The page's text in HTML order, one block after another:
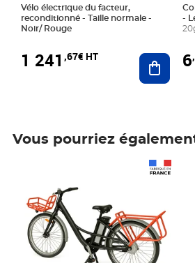
Vélo électrique du facteur,
reconditionné - Taille normale -
Noir/ Rouge
1 241 ,67€ HT Ajouter
-
6
Vous pourriez